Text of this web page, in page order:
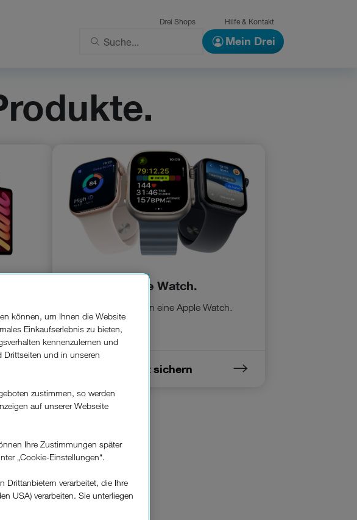
Drei Shops Hilfe & Kontakt
Mein Drei
Apple Watch.
Es gibt für jede:n eine Apple Watch.
Jetzt sichern
können, um Ihnen die Website
Einkaufserlebnis zu bieten,
kennenzulernen und
Drittseiten und in unseren
zustimmen, so werden
auf unserer Webseite
Ihre Zustimmungen später
„Cookie-Einstellungen“.
Drittanbietern verarbeitet, die Ihre
USA) verarbeiten. Sie unterliegen